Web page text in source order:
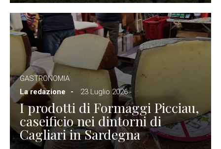
GASTRONOMIA
La redazione
23 Luglio 2026
I prodotti di Formaggi Picciau,
caseificio nei dintorni di
Cagliari in Sardegna